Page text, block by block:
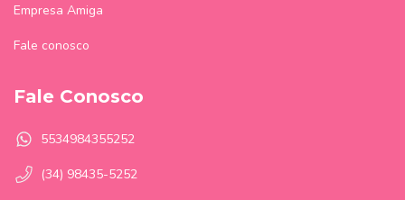
Empresa Amiga
Fale conosco
Fale Conosco
5534984355252
(34) 98435-5252